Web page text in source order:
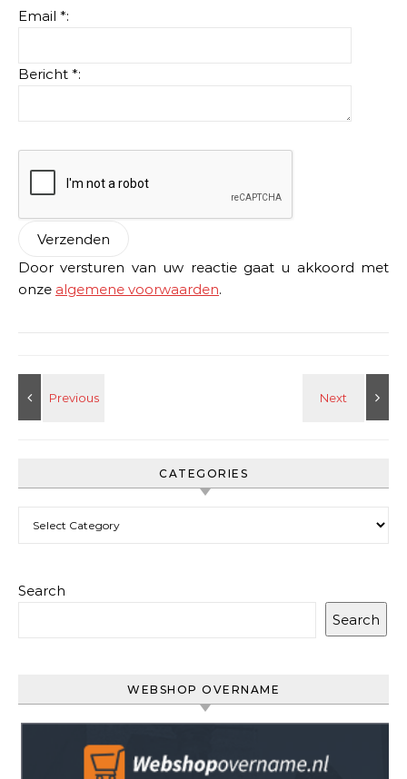
Email *:
Bericht *:
Door versturen van uw reactie gaat u akkoord met
onze algemene voorwaarden.
CATEGORIES
Search
Search
WEBSHOP OVERNAME